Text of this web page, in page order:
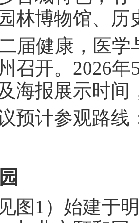
林博物馆、历
届健康，医
召开。2026
海报展示时间
预计参观路
图1）始建于